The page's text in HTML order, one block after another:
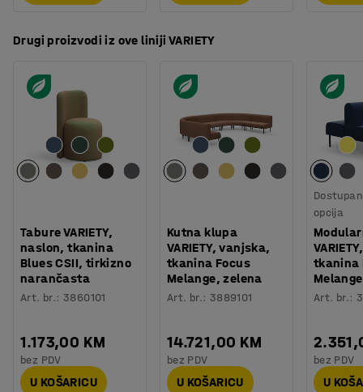
Drugi proizvodi iz ove liniji VARIETY
Tabure VARIETY,
naslon, tkanina
Blues CSII, tirkizno
narančasta
Art. br.:3860101
1.173,00 KM
bez PDV
U KOŠARICU
Kutna klupa
VARIETY, vanjska,
tkanina Focus
Melange, zelena
Art. br.: 3889101
14.721,00 KM
bez PDV
U KOŠARICU
opcija
tkanina
Art. br.:
bez PDV
U